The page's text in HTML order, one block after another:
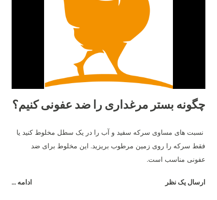
چگونه بستر مرغداری را ضد عفونی کنیم؟
نسبت های مساوی سرکه سفید و آب را در یک سطل مخلوط کنید یا
فقط سرکه را روی زمین مرطوب بریزید. این مخلوط برای ضد
عفونی مناسب است.
ارسال یک نظر ادامه ...